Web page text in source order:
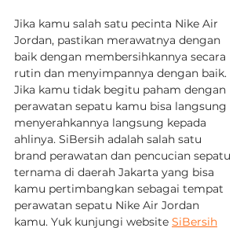
Jika kamu salah satu pecinta Nike Air
Jordan, pastikan merawatnya dengan
baik dengan membersihkannya secara
rutin dan menyimpannya dengan baik.
Jika kamu tidak begitu paham dengan
perawatan sepatu kamu bisa langsung
menyerahkannya langsung kepada
ahlinya. SiBersih adalah salah satu
brand perawatan dan pencucian sepatu
ternama di daerah Jakarta yang bisa
kamu pertimbangkan sebagai tempat
perawatan sepatu Nike Air Jordan
kamu. Yuk kunjungi website SiBersih